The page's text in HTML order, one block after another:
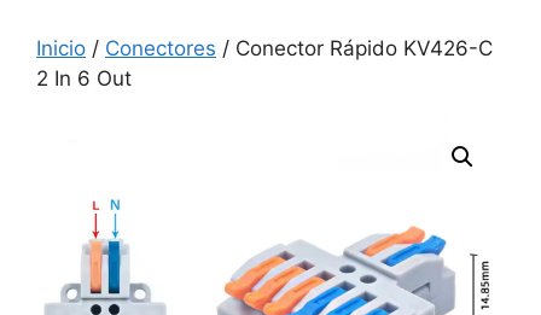
Inicio / Conectores / Conector Rápido KV426-C
2 In 6 Out